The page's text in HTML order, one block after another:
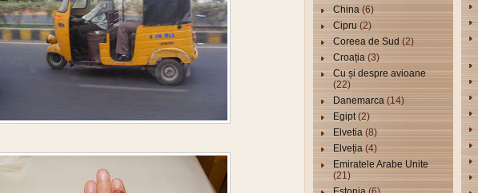
China (6)
Cipru (2)
Coreea de Sud (2)
Croația (3)
Cu și despre avioane
(22)
Danemarca (14)
Egipt (2)
Elvetia (8)
Elveția (4)
Emiratele Arabe Unite
(21)